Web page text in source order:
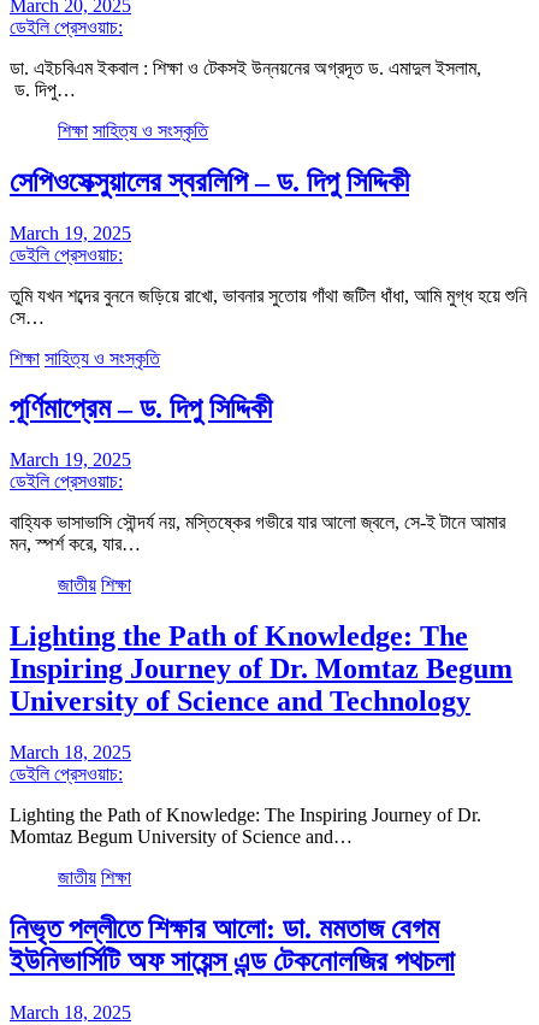
March 20, 2025
ডেইলি প্রেসওয়াচ:
ডা. এইচবিএম ইকবাল : শিক্ষা ও টেকসই উন্নয়নের অগ্রদূত ড. এমাদুল ইসলাম,
ড. দিপু…
শিক্ষা সাহিত্য ও সংস্কৃতি
সেপিওসেক্সুয়ালের স্বরলিপি – ড. দিপু সিদ্দিকী
March 19, 2025
ডেইলি প্রেসওয়াচ:
তুমি যখন শব্দের বুননে জড়িয়ে রাখো, ভাবনার সুতোয় গাঁথা জটিল ধাঁধা, আমি মুগ্ধ হয়ে শুনি
সে…
শিক্ষা সাহিত্য ও সংস্কৃতি
পূর্ণিমাপ্রেম – ড. দিপু সিদ্দিকী
March 19, 2025
ডেইলি প্রেসওয়াচ:
বাহ্যিক ভাসাভাসি সৌন্দর্য নয়, মস্তিষ্কের গভীরে যার আলো জ্বলে, সে-ই টানে আমার
মন, স্পর্শ করে, যার…
জাতীয় শিক্ষা
Lighting the Path of Knowledge: The
Inspiring Journey of Dr. Momtaz Begum
University of Science and Technology
March 18, 2025
ডেইলি প্রেসওয়াচ:
Lighting the Path of Knowledge: The Inspiring Journey of Dr.
Momtaz Begum University of Science and…
জাতীয় শিক্ষা
নিভৃত পল্লীতে শিক্ষার আলো: ডা. মমতাজ বেগম
ইউনিভার্সিটি অফ সায়েন্স এন্ড টেকনোলজির পথচলা
March 18, 2025